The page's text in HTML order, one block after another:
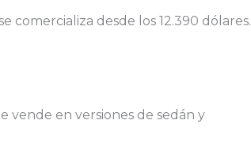
comercializa desde los 12.390 dólares.
vende en versiones de sedán y